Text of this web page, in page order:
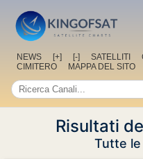
NEWS [+] [-] SATELLITI
CIMITERO
MAPPA DEL SITO
Risultati
Tutte